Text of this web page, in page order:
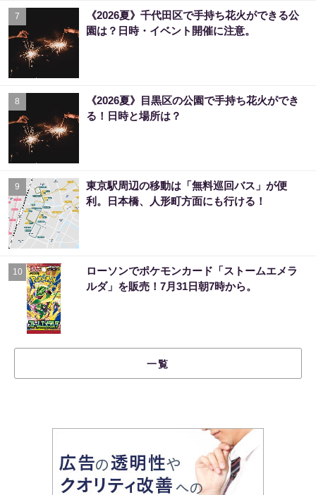
7
《2026夏》千代田区で手持ち花火ができる公
園は？日時・イベント開催に注意。
8
《2026夏》目黒区の公園で手持ち花火ができ
る！日時と場所は？
9
東京駅周辺の移動は「無料巡回バス」が便
利。日本橋、人形町方面にも行ける！
10
ローソンでポケモンカード「ストームエメラ
ルダ」を販売！7月31日朝7時から。
一覧